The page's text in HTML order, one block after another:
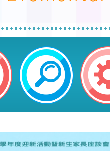
：徐嘉裕